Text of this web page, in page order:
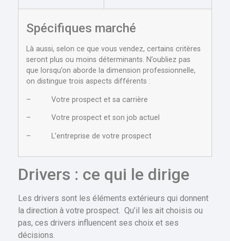
Spécifiques marché
Là aussi, selon ce que vous vendez, certains critères
seront plus ou moins déterminants. N’oubliez pas
que lorsqu’on aborde la dimension professionnelle,
on distingue trois aspects différents :
– Votre prospect et sa carrière
– Votre prospect et son job actuel
– L’entreprise de votre prospect
Drivers : ce qui le dirige
Les drivers sont les éléments extérieurs qui donnent
la direction à votre prospect. Qu’il les ait choisis ou
pas, ces drivers influencent ses choix et ses
décisions.